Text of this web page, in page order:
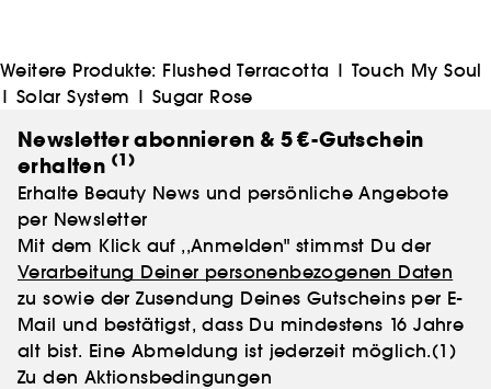
Weitere Produkte: Flushed Terracotta | Touch My Soul
| Solar System | Sugar Rose
Newsletter abonnieren & 5 €-Gutschein
erhalten (1)
Erhalte Beauty News und persönliche Angebote
per Newsletter
Mit dem Klick auf ,,Anmelden" stimmst Du der
Verarbeitung Deiner personenbezogenen Daten
zu sowie der Zusendung Deines Gutscheins per E-
Mail und bestätigst, dass Du mindestens 16 Jahre
alt bist. Eine Abmeldung ist jederzeit möglich.(1)
Zu den Aktionsbedingungen